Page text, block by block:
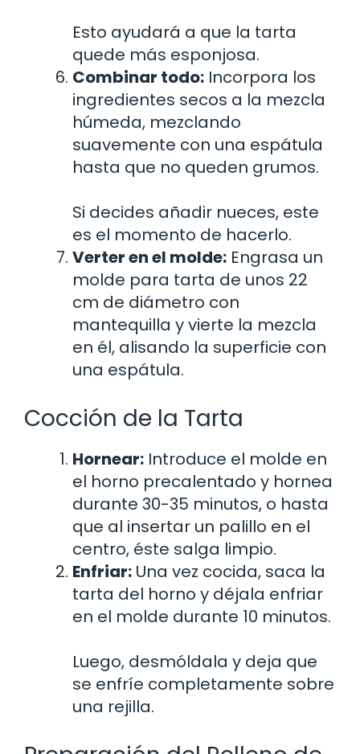
Esto ayudará a que la tarta
quede más esponjosa.
Combinar todo: Incorpora los
ingredientes secos a la mezcla
húmeda, mezclando
suavemente con una espátula
hasta que no queden grumos.
Si decides añadir nueces, este
es el momento de hacerlo.
Verter en el molde: Engrasa un
molde para tarta de unos 22
cm de diámetro con
mantequilla y vierte la mezcla
en él, alisando la superficie con
una espátula.
Cocción de la Tarta
Hornear: Introduce el molde en
el horno precalentado y hornea
durante 30-35 minutos, o hasta
que al insertar un palillo en el
centro, éste salga limpio.
Enfriar: Una vez cocida, saca la
tarta del horno y déjala enfriar
en el molde durante 10 minutos.
Luego, desmóldala y deja que
se enfríe completamente sobre
una rejilla.